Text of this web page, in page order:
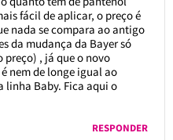
fácil de aplicar, o preço é
nada se compara ao antigo
da mudança da Bayer só
, já que o novo
nem de longe igual ao
linha Baby. Fica aqui o
RESPONDER